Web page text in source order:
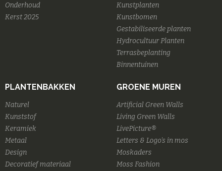
Onderhoud
Kerst 2025
Kunstplanten
Kunstbomen
Gestabiliseerde planten
Hydrocultuur Planten
Terrasbeplanting
Binnentuinen
PLANTENBAKKEN
Naturel
Kunststof
Keramiek
Metaal
Design
Decoratief materiaal
GROENE MUREN
Artificial Green Walls
Living Green Walls
LivePicture®
Letters & Logo's in mos
Moskaders
Moss Fashion